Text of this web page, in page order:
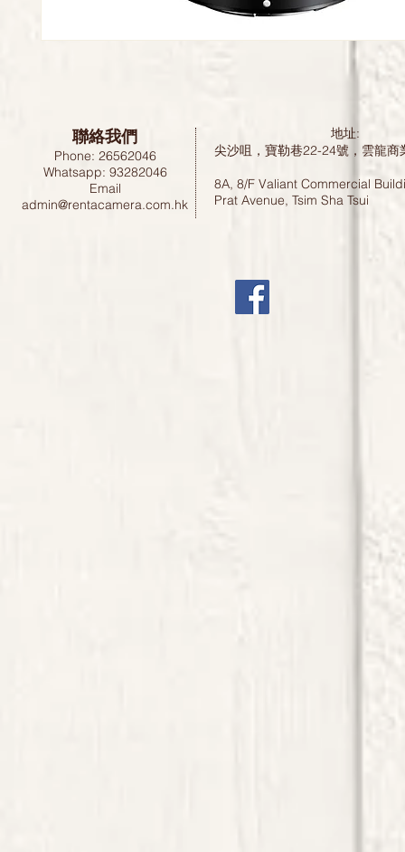
聯絡我們
Phone: 26562046
Whatsapp: 93282046
Email
admin@rentacamera.com.hk
地址:
尖沙咀，寶勒巷22-24號，雲龍
8A, 8/F Valiant Commercial
Prat Avenue, Tsim Sha Tsui